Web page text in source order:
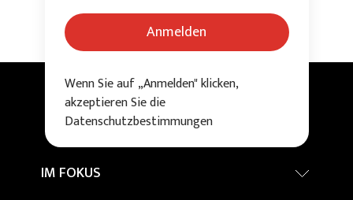
Anmelden
Wenn Sie auf „Anmelden" klicken,
akzeptieren Sie die
Datenschutzbestimmungen
IM FOKUS